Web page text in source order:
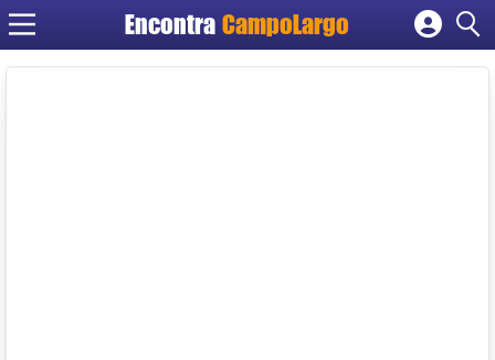
Encontra CampoLargo
Cadastrar empresa